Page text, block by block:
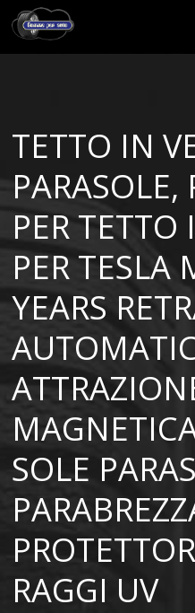
MISURE GOMME
BLOG
SHOP
TETTO IN
PARASOLE,
PER TETTO
PER TESLA
YEARS
SOLE
RAGGI UV